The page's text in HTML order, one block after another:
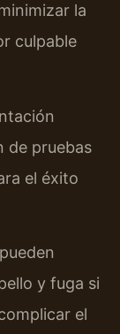
la
culpable
de pruebas
el éxito
y fuga si
el